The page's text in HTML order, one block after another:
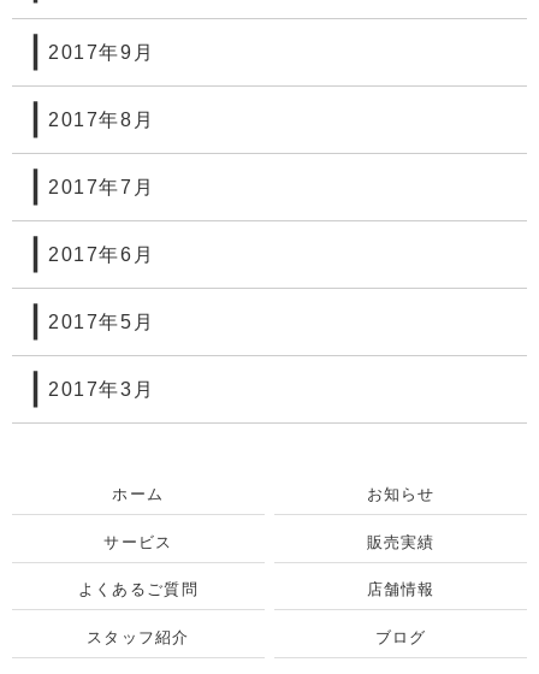
2017年9月
2017年8月
2017年7月
2017年6月
2017年5月
2017年3月
ホーム お知らせ
サービス 販売実績
よくあるご質問 店舗情報
スタッフ紹介 ブログ